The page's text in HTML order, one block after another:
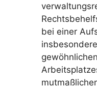
bei einer